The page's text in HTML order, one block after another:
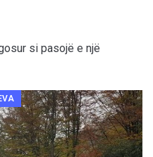
si pasojë e një